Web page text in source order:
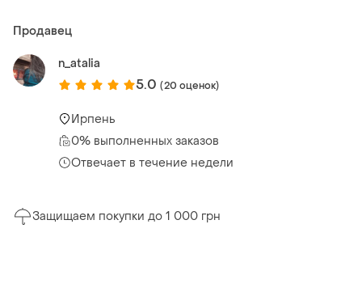
Продавец
n_atalia
5.0 (20 оценок)
Ирпень
0% выполненных заказов
Отвечает в течение недели
Защищаем покупки до 1 000 грн